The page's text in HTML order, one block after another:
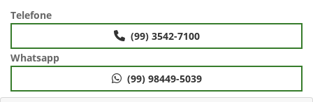
Telefone
(99) 3542-7100
Whatsapp
(99) 98449-5039